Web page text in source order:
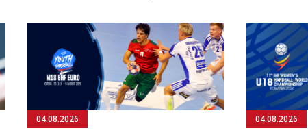
04.08.2026 04.08.2026